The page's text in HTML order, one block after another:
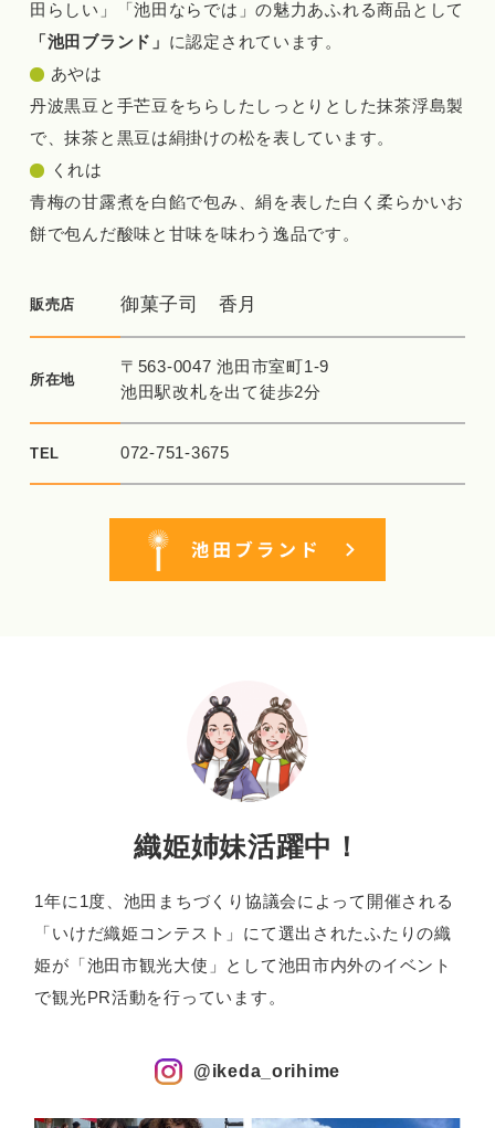
田らしい」「池田ならでは」の魅力あふれる商品として
「池田ブランド」 に認定されています。
あやは
丹波黒豆と手芒豆をちらしたしっとりとした抹茶浮島製
で、抹茶と黒豆は絹掛けの松を表しています。
くれは
青梅の甘露煮を白餡で包み、絹を表した白く柔らかいお
餅で包んだ酸味と甘味を味わう逸品です。
販売店 御菓子司 香月
所在地
〒563-0047 池田市室町1-9
池田駅改札を出て徒歩2分
TEL 072-751-3675
織姫姉妹活躍中！
1年に1度、池田まちづくり協議会によって開催される
「いけだ織姫コンテスト」にて選出されたふたりの織
姫が 「池田市観光大使」として池田市内外のイベント
で観光PR活動を行っています。
@ikeda_orihime